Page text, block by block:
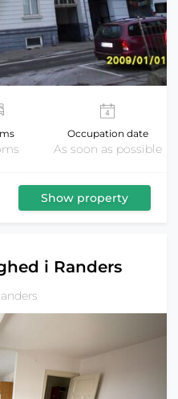
Occupation date
As soon as possible
Show property
i Randers